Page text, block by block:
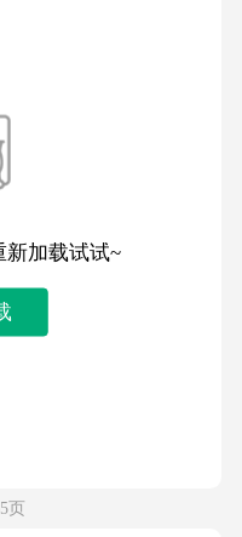
加载试试~
页